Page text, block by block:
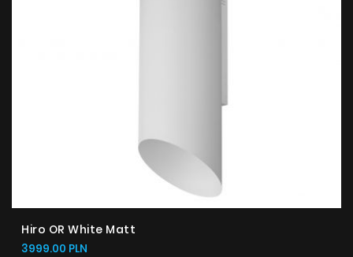
Promocje
Współpraca
Hiro OR White Matt
3999.00 PLN